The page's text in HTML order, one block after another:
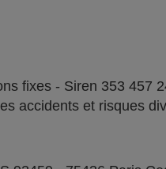
fixes - Siren 353 457
accidents et risques